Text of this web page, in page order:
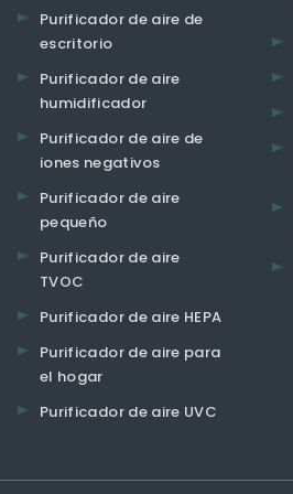
Purificador de aire de
escritorio
Purificador de aire
humidificador
Purificador de aire de
iones negativos
Purificador de aire
pequeño
Purificador de aire
TVOC
Purificador de aire HEPA
Purificador de aire para
el hogar
Purificador de aire UVC